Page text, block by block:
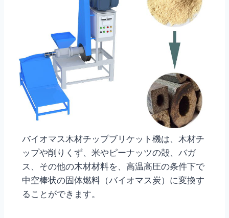
バイオマス木材チップブリケット機は、木材チ
ップや削りくず、米やピーナッツの殻、バガ
ス、その他の木材材料を、高温高圧の条件下で
中空棒状の固体燃料（バイオマス炭）に変換す
ることができます。